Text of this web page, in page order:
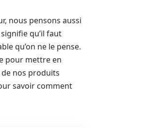
nous pensons aussi
qu’il faut
qu’on ne le pense.
pour mettre en
nos produits
savoir comment